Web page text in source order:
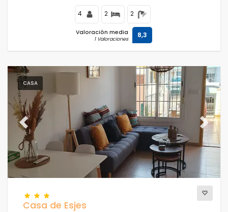
4 2 2
Valoración media
1 Valoraciones 8,3
CASA
Previous Next
Casa de Esjes